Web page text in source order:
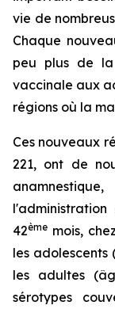
vie de
Chaque
peu plus de la
vaccinale aux
régions où la
Ces nouveaux
221, ont de
42ème mois,
les adolescents
les adultes
sérotypes